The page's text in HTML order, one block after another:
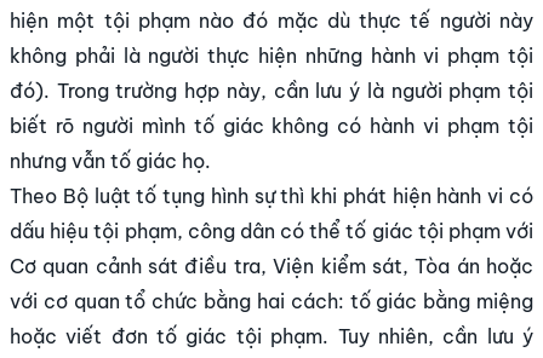
hiện một tội phạm nào đó mặc dù thực tế người này
không phải là người thực hiện những hành vi phạm tội
đó). Trong trường hợp này, cần lưu ý là người phạm tội
biết rõ người mình tố giác không có hành vi phạm tội
nhưng vẫn tố giác họ.
Theo Bộ luật tố tụng hình sự thì khi phát hiện hành vi có
dấu hiệu tội phạm, công dân có thể tố giác tội phạm với
Cơ quan cảnh sát điều tra, Viện kiểm sát, Tòa án hoặc
với cơ quan tổ chức bằng hai cách: tố giác bằng miệng
hoặc viết đơn tố giác tội phạm. Tuy nhiên, cần lưu ý